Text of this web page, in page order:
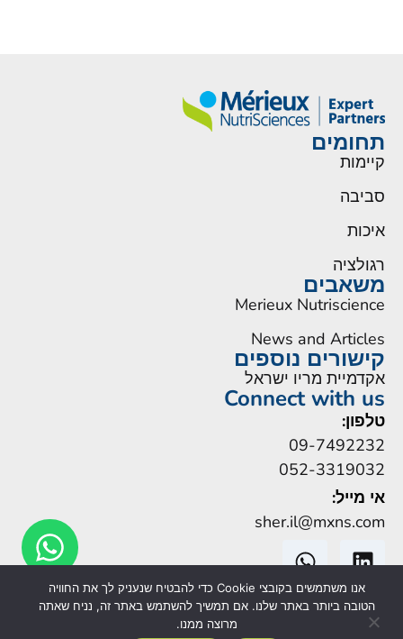
תחומים
קיימות
סביבה
איכות
רגולציה
משאבים
Merieux Nutriscience
News and Articles
קישורים נוספים
אקדמיית מריו ישראל
Connect with us
טלפון:
09-7492232
052-3319032
אי מייל:
sher.il@mxns.com
אנו משתמשים בקובצי Cookie כדי להבטיח שנעניק לך את החוויה
הטובה ביותר באתר שלנו. אם תמשיך להשתמש באתר זה, נניח שאתה
מרוצה ממנו.